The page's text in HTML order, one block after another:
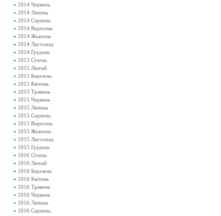
2014 Червень
2014 Липень
2014 Серпень
2014 Вересень
2014 Жовтень
2014 Листопад
2014 Грудень
2015 Січень
2015 Лютий
2015 Березень
2015 Квітень
2015 Травень
2015 Червень
2015 Липень
2015 Серпень
2015 Вересень
2015 Жовтень
2015 Листопад
2015 Грудень
2016 Січень
2016 Лютий
2016 Березень
2016 Квітень
2016 Травень
2016 Червень
2016 Липень
2016 Серпень